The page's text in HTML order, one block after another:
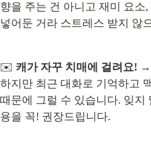
향을 주는 건 아니고 재미 요소
넣어둔 거라 스트레스 받지 않
✉️ 캐가 자꾸 치매에 걸려요! →
하지만 최근 대화로 기억하고
때문에 그럴 수 있습니다. 잊지
용을 꼭! 권장드립니다.